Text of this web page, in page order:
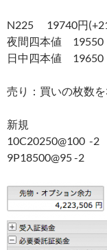
N225 19740円
夜間四本値 19550
日中四本値 19650
売り：買いの枚数
新規
10C20250@100 -2
9P18500@95 -2